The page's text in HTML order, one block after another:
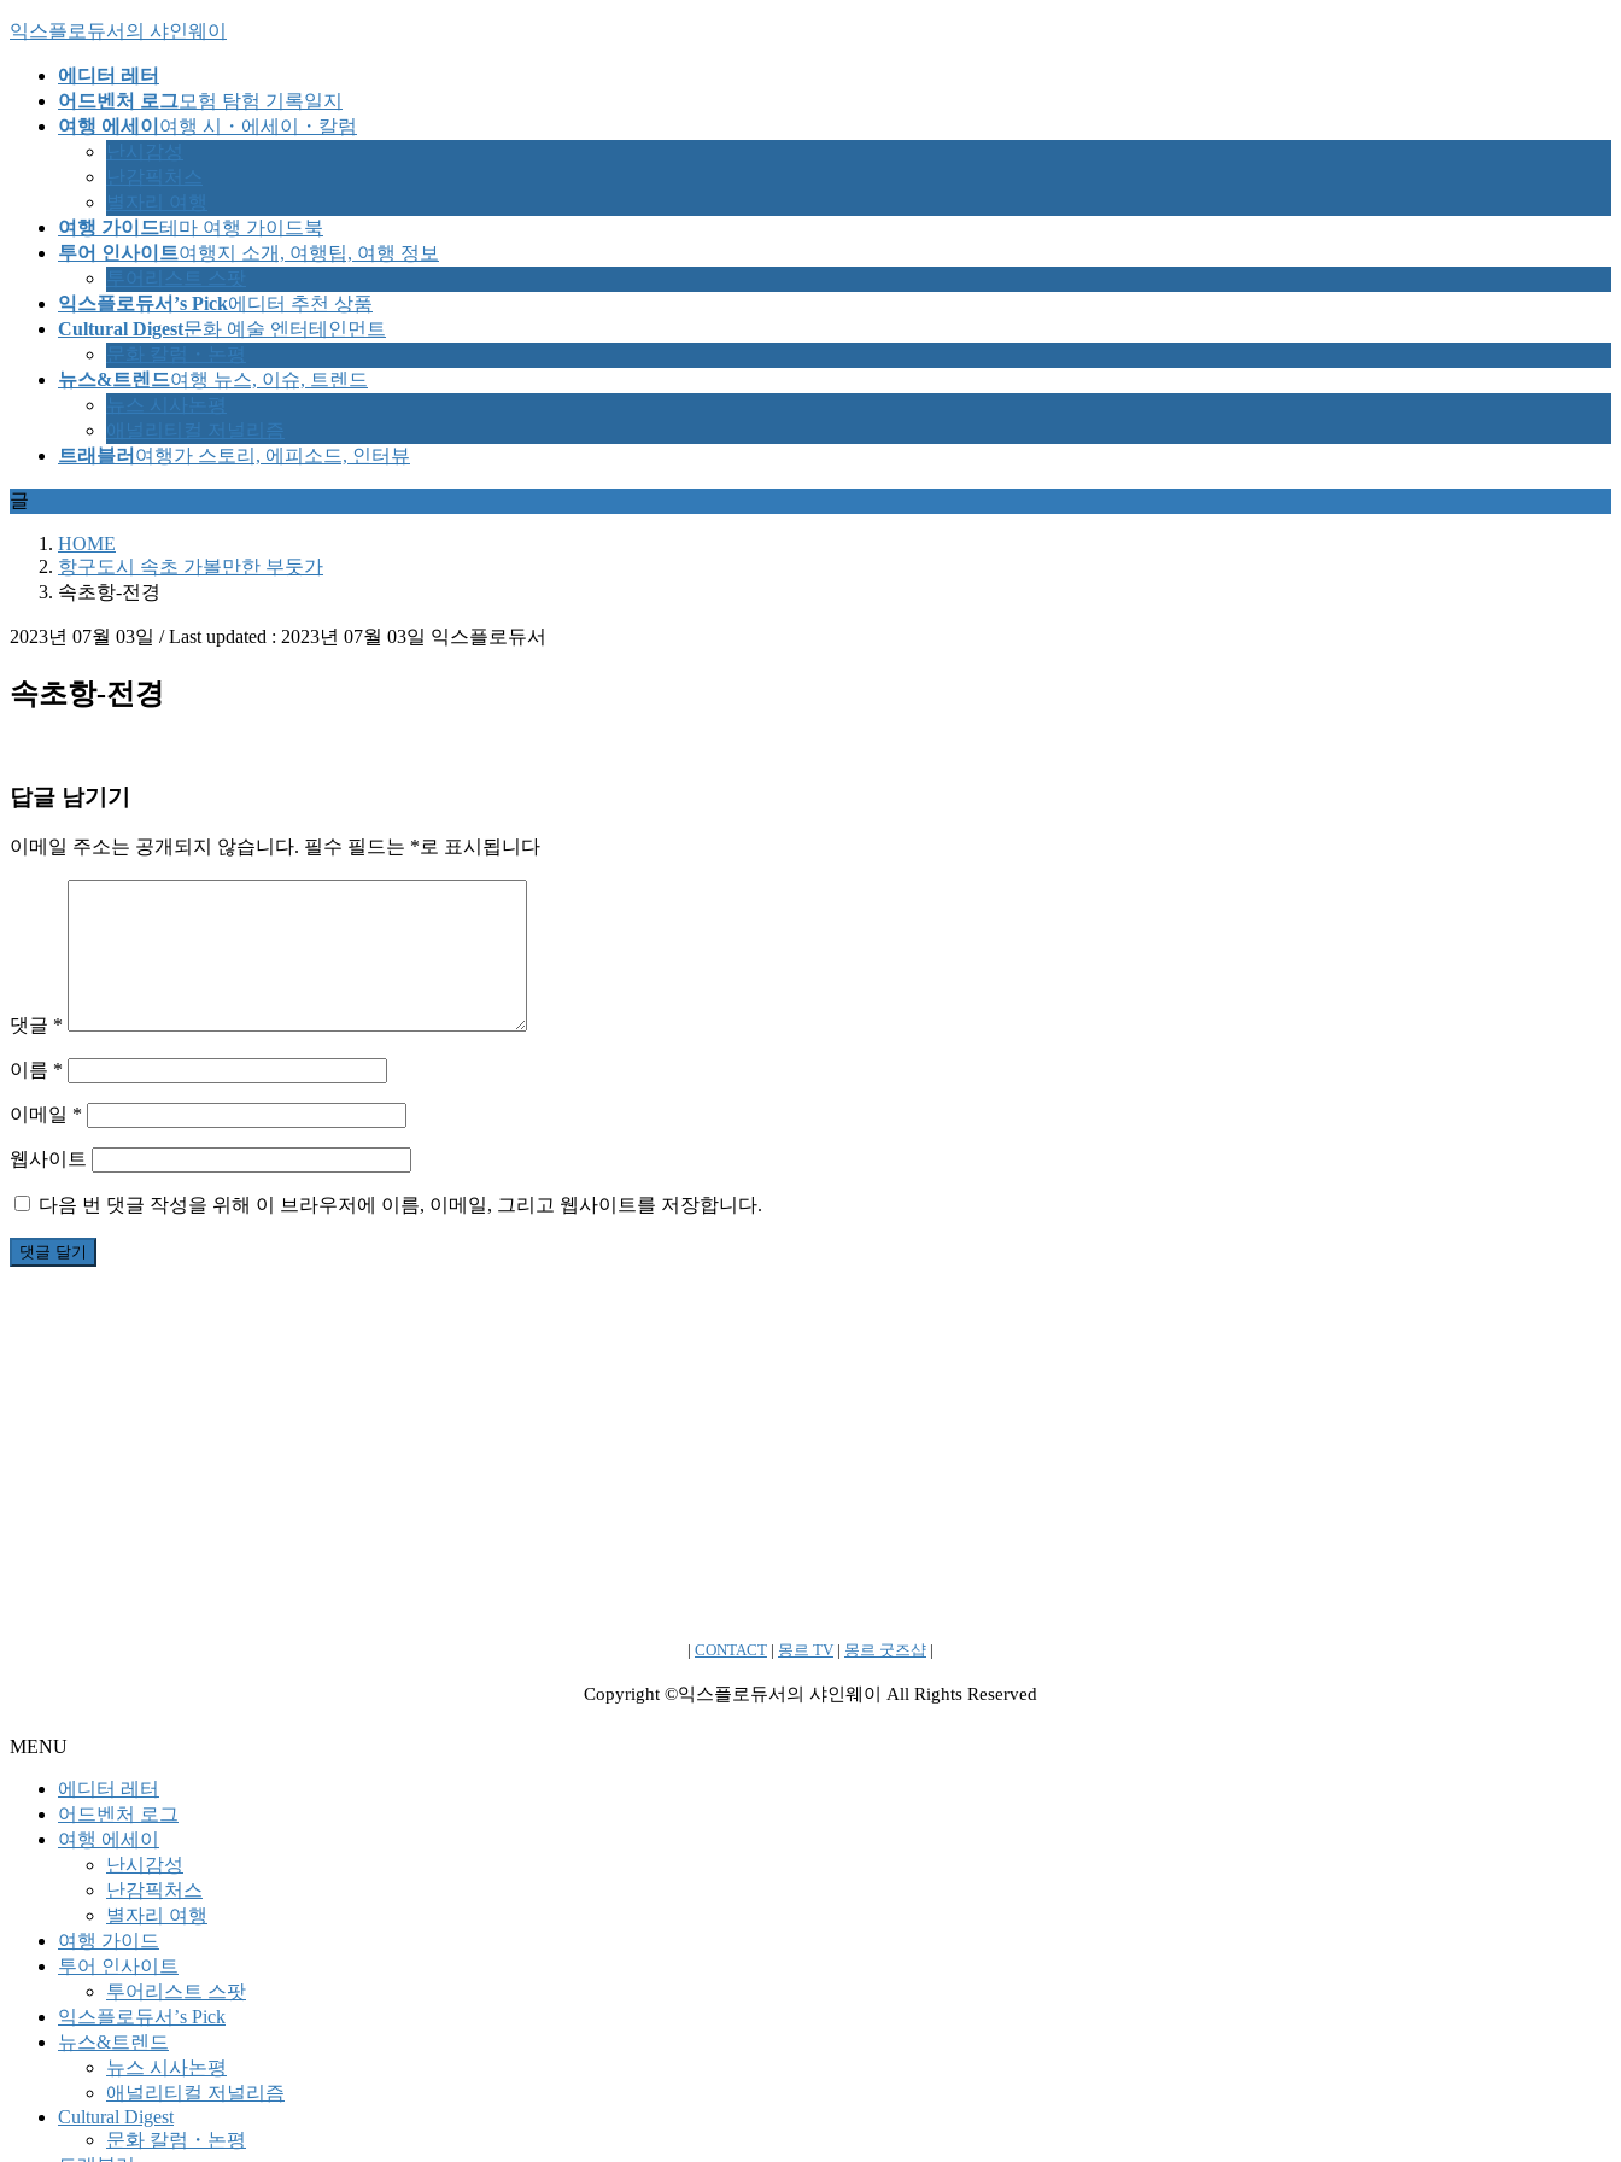
Skip
content
Skip
Navigation
익스플로듀서의 샤인웨이
에디터 레터
어드벤처 로그모험 탐험 기록일지
여행 에세이 여행 시・에세이・칼럼
난시감성
난감픽처스
별자리 여행
여행 가이드테마 여행 가이드북
투어 인사이트여행지 소개, 여행팁, 여행 정보
투어리스트 스팟
익스플로듀서’s Pick에디터 추천 상품
Cultural Digest문화 예술 엔터테인먼트
문화 칼럼・논평
뉴스&트렌드여행 뉴스, 이슈, 트렌드
뉴스 시사논평
애널리티컬 저널리즘
트래블러 여행가 스토리, 에피소드, 인터뷰
글
HOME
항구도시 속초 가볼만한 부둣가
속초항-전경
2023년 07월 03일 / Last updated : 2023년 07월 03일 익스플로듀서
속초항-전경
답글 남기기
이메일 주소는 공개되지 않습니다. 필수 필드는 *로 표시됩니다
댓글 *
이름 *
이메일 *
웹사이트
다음 번 댓글 작성을 위해 이 브라우저에 이름, 이메일, 그리고 웹사이트를 저장합니다.
| CONTACT | 몽르 TV | 몽르 굿즈샵 |
Copyright ©익스플로듀서의 샤인웨이 All Rights Reserved
MENU
에디터 레터
어드벤처 로그
여행 에세이
난시감성
난감픽처스
별자리 여행
여행 가이드
투어 인사이트
투어리스트 스팟
익스플로듀서’s Pick
뉴스&트렌드
뉴스 시사논평
애널리티컬 저널리즘
Cultural Digest
문화 칼럼・논평